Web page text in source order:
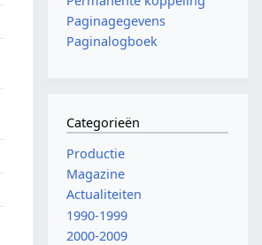
Paginagegevens
Paginalogboek
Categorieën
Productie
Magazine
Actualiteiten
1990-1999
2000-2009